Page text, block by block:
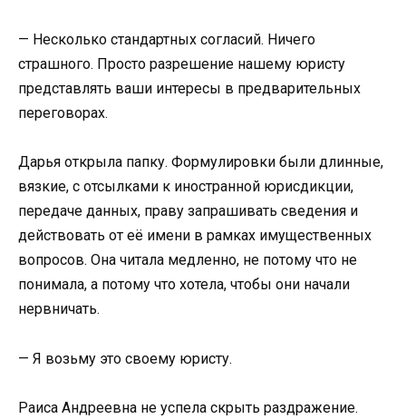
— Несколько стандартных согласий. Ничего
страшного. Просто разрешение нашему юристу
представлять ваши интересы в предварительных
переговорах.
Дарья открыла папку. Формулировки были длинные,
вязкие, с отсылками к иностранной юрисдикции,
передаче данных, праву запрашивать сведения и
действовать от её имени в рамках имущественных
вопросов. Она читала медленно, не потому что не
понимала, а потому что хотела, чтобы они начали
нервничать.
— Я возьму это своему юристу.
Раиса Андреевна не успела скрыть раздражение.